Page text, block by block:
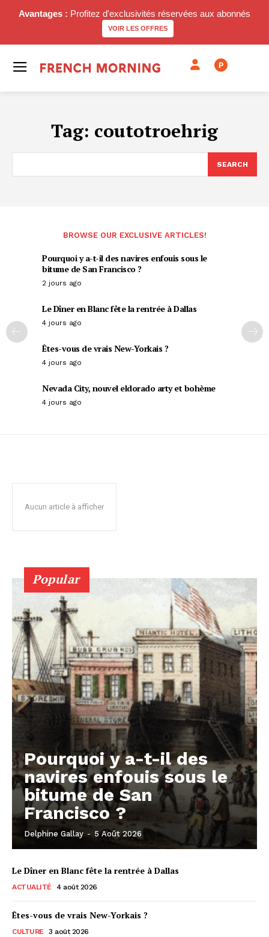
Avantages : Profitez d'exclusivités réservées aux abonnés
VOIR LES OFFRES
P
Tag: coutotroehrig
SEARCH
BROWSE OUR EXCLUSIVE ARTICLES!
Pourquoi y a-t-il des navires enfouis sous le
bitume de San Francisco ?
2 jours ago
Le Dîner en Blanc fête la rentrée à Dallas
4 jours ago
Êtes-vous de vrais New-Yorkais ?
4 jours ago
Nevada City, nouvel eldorado arty et bohème
4 jours ago
Aucun article à afficher
Popular
Pourquoi y a-t-il des
navires enfouis sous le
bitume de San
Francisco ?
Delphine Gallay - 5 Août 2026
Le Dîner en Blanc fête la rentrée à Dallas
ACTUALITÉ 4 août 2026
Êtes-vous de vrais New-Yorkais ?
CULTURE 3 août 2026